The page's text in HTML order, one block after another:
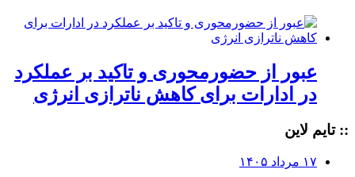
عبور از حضورمحوری و تاکید بر عملکرد
در ادارات برای کاهش ناترازی انرژی
:: تایم لاین
۱۷ مرداد ۱۴۰۵